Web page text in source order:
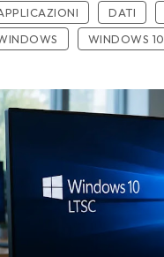
DATI
WINDOWS 10